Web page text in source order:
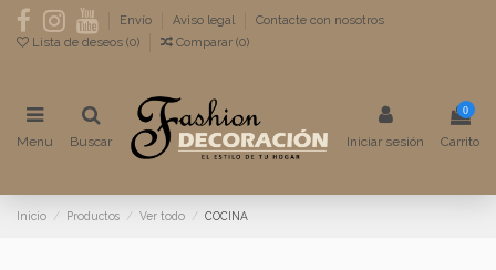
Envío Aviso legal
Contacte con nosotros
Lista de deseos (0) Comparar (0)
Menu Buscar Iniciar sesión
0
Carrito
Inicio Productos Ver todo COCINA